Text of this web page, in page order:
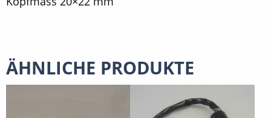
ÄHNLICHE PRODUKTE